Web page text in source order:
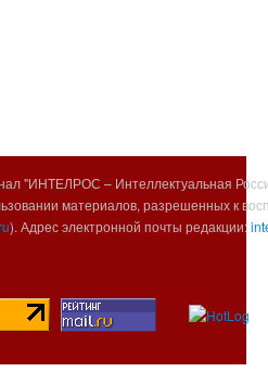
"ИНТЕЛРОС – Интеллектуальная
материалов, разрешенных к
). Адрес электронной почты редакции: